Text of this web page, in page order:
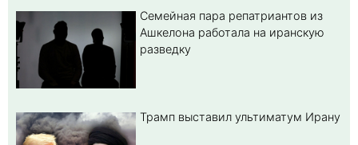
Семейная пара репатриантов из
Ашкелона работала на иранскую
разведку
Трамп выставил ультиматум Ирану